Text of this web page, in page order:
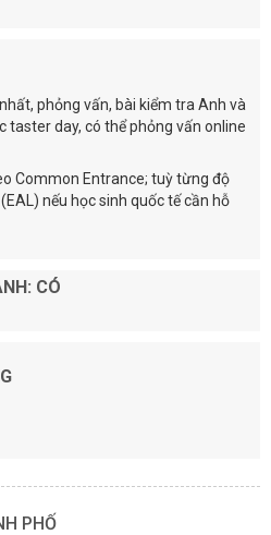
phỏng vấn, bài kiểm tra Anh và
taster day, có thể phỏng vấn online
Common Entrance; tuỳ từng độ
nếu học sinh quốc tế cần hỗ
CÓ
PHỐ